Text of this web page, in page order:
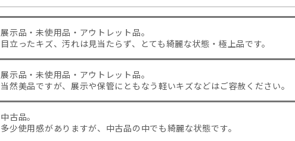
展示品・未使用品・アウトレット品。
目立ったキズ、汚れは見当たらず、とても綺麗な状態・極上品です。
展示品・未使用品・アウトレット品。
当然美品ですが、展示や保管にともなう軽いキズなどはご容赦ください。
中古品。
多少使用感がありますが、中古品の中でも綺麗な状態です。